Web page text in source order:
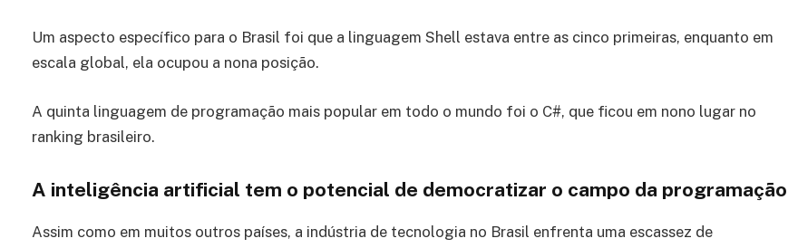
Um aspecto específico para o Brasil foi que a linguagem Shell estava entre as cinco primeiras, enquanto em
escala global, ela ocupou a nona posição.
A quinta linguagem de programação mais popular em todo o mundo foi o C#, que ficou em nono lugar no
ranking brasileiro.
A inteligência artificial tem o potencial de democratizar o campo da programação
Assim como em muitos outros países, a indústria de tecnologia no Brasil enfrenta uma escassez de